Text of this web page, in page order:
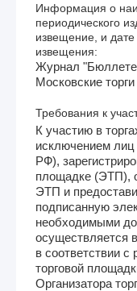
Информация о
периодического
извещение, и дате
извещения:
Журнал
Московские
Требования к
К участию в
исключением лиц
РФ),
площадке (ЭТП),
ЭТП и
подписанную
необходимыми
осуществляется
в соответствии с
торговой
Организатора